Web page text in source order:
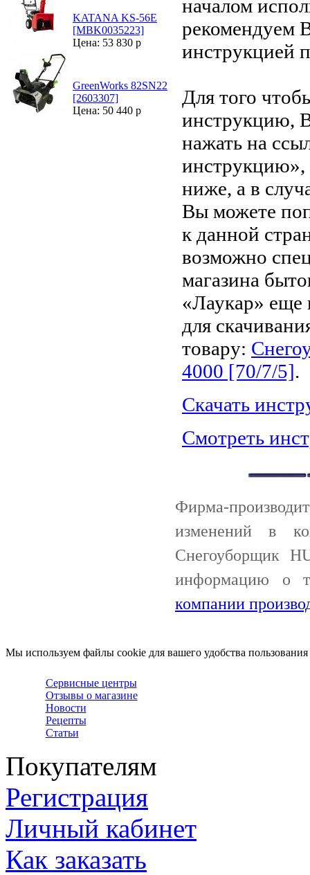
KATANA KS-56Е
[MBK0035223]
Цена: 53 830 р
GreenWorks 82SN22
[2603307]
Цена: 50 440 р
началом
рекомендуем
инструкцией
Для того
инструкцию,
нажать на
ниже, а в
Вы можете
к данной
возможно
магазина
«Лаукар» еще
для
товару:
4000 [70/7/5].
Скачать
Смотреть
Фирма-
изменений в
Снегоуборщик
информацию о
компании
Мы используем файлы cookie для вашего удобства
Сервисные центры
Отзывы о магазине
Новости
Рецепты
Статьи
Покупателям
Регистрация
Личный кабинет
Как заказать